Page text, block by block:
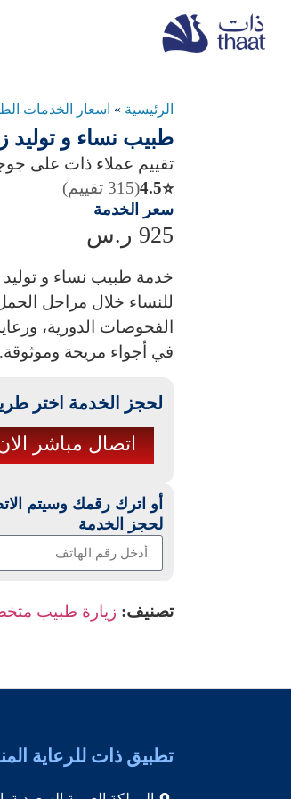
الرئيسية » اسعار الخدمات
طبيب نساء و توليد
تقييم عملاء ذات على
⭐
4.5(315 تقييم)
سعر الخدمة
925 ر.س
خدمة طبيب نساء و توليد
للنساء خلال مراحل
الفحوصات الدورية،
في أجواء مريحة وموثوقة.
لحجز الخدمة اختر
اتصال مباشر
أو اترك رقمك وسيتم
لحجز الخدمة
تصنيف: زيارة طبيب
تطبيق ذات للرعاية